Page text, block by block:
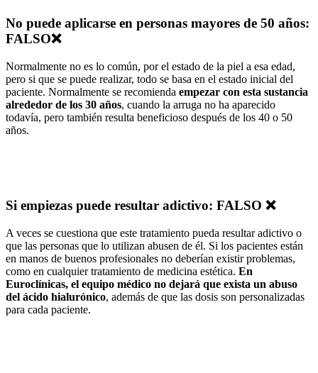
No puede aplicarse en personas mayores de 50 años:
FALSO❌
Normalmente no es lo común, por el estado de la piel a esa edad,
pero si que se puede realizar, todo se basa en el estado inicial del
paciente. Normalmente se recomienda empezar con esta sustancia
alrededor de los 30 años, cuando la arruga no ha aparecido
todavía, pero también resulta beneficioso después de los 40 o 50
años.
Si empiezas puede resultar adictivo: FALSO ❌
A veces se cuestiona que este tratamiento pueda resultar adictivo o
que las personas que lo utilizan abusen de él. Si los pacientes están
en manos de buenos profesionales no deberían existir problemas,
como en cualquier tratamiento de medicina estética. En
Euroclínicas, el equipo médico no dejará que exista un abuso
del ácido hialurónico, además de que las dosis son personalizadas
para cada paciente.